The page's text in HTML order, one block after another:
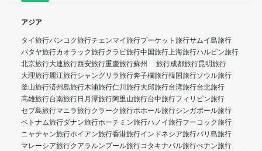
アジア
タイ旅行バンコク旅行チェンマイ旅行プーケット旅行サムイ島旅行
パタヤ旅行カオラック旅行クラビ旅行中国旅行上海旅行ハルビン旅行
北京旅行大連旅行西安旅行重慶旅行蘇州 旅行成都旅行昆明旅行
大理旅行麗江旅行シャングリラ旅行奔子欄旅行韓国旅行ソウル旅行
釜山旅行済州島旅行木浦旅行仁川旅行大邱旅行台湾旅行台北旅行
高雄旅行台南旅行日月潭旅行阿里山旅行台中旅行フィリピン旅行
セブ島旅行マニラ旅行クラーク旅行ボホール旅行シンガポール旅行
ベトナム旅行ダナン旅行ホーチミン旅行ハノイ旅行フーコック旅行
ニャチャン旅行ホイアン旅行香港旅行インドネシア旅行バリ島旅行
マレーシア旅行クアラルンプール旅行コタキナバル旅行ぺナン旅行